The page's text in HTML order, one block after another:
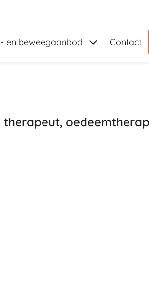
Ons zorgaanbod
en beweegaanbod Submenu:
Contact
therapeut,